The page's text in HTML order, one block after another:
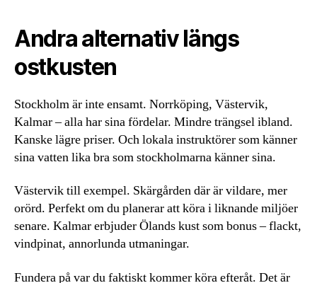
Andra alternativ längs
ostkusten
Stockholm är inte ensamt. Norrköping, Västervik,
Kalmar – alla har sina fördelar. Mindre trängsel ibland.
Kanske lägre priser. Och lokala instruktörer som känner
sina vatten lika bra som stockholmarna känner sina.
Västervik till exempel. Skärgården där är vildare, mer
orörd. Perfekt om du planerar att köra i liknande miljöer
senare. Kalmar erbjuder Ölands kust som bonus – flackt,
vindpinat, annorlunda utmaningar.
Fundera på var du faktiskt kommer köra efteråt. Det är